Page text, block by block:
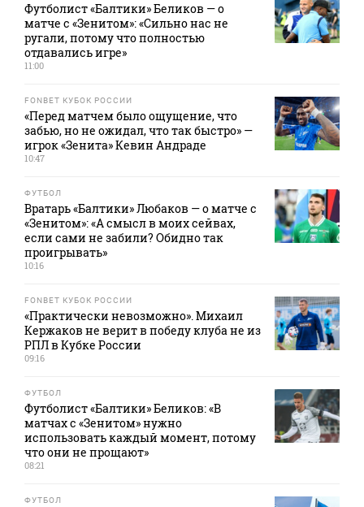
Футболист «Балтики» Беликов — о
матче с «Зенитом»: «Сильно нас не
ругали, потому что полностью
отдавались игре»
11:00
FONBET КУБОК РОССИИ
«Перед матчем было ощущение, что
забью, но не ожидал, что так быстро» —
игрок «Зенита» Кевин Андраде
10:47
ФУТБОЛ
Вратарь «Балтики» Любаков — о матче с
«Зенитом»: «А смысл в моих сейвах,
если сами не забили? Обидно так
проигрывать»
10:16
FONBET КУБОК РОССИИ
«Практически невозможно». Михаил
Кержаков не верит в победу клуба не из
РПЛ в Кубке России
09:16
ФУТБОЛ
Футболист «Балтики» Беликов: «В
матчах с «Зенитом» нужно
использовать каждый момент, потому
что они не прощают»
08:21
ФУТБОЛ